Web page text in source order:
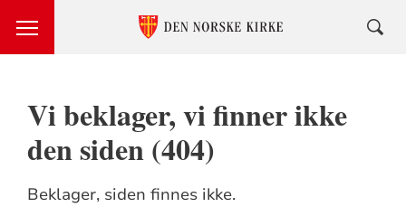
Vi beklager, vi finner ikke
den siden (404)
Beklager, siden finnes ikke.